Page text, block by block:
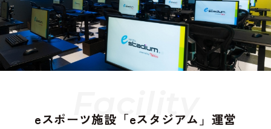
a c li t
eスポーツ施設「eスタジアム」運営